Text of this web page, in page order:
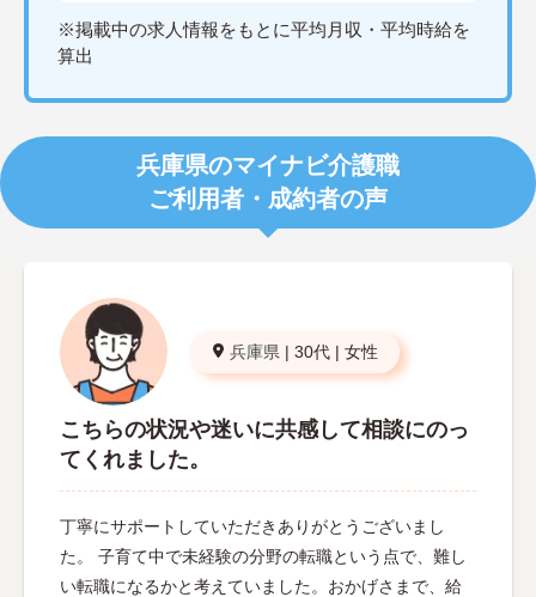
※掲載中の求人情報をもとに平均月収・平均時給を
算出
兵庫県のマイナビ介護職
ご利用者・成約者の声
兵庫県 | 30代 | 女性
こちらの状況や迷いに共感して相談にのっ
てくれました。
丁寧にサポートしていただきありがとうございまし
た。 子育て中で未経験の分野の転職という点で、難し
い転職になるかと考えていました。おかげさまで、給